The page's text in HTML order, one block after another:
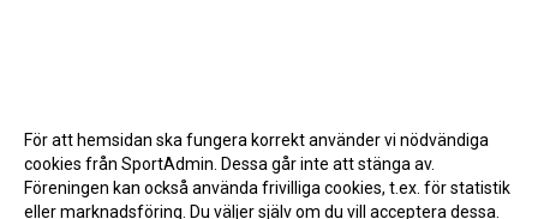
För att hemsidan ska fungera korrekt använder vi nödvändiga
cookies från SportAdmin. Dessa går inte att stänga av.
Föreningen kan också använda frivilliga cookies, t.ex. för statistik
eller marknadsföring. Du väljer själv om du vill acceptera dessa.